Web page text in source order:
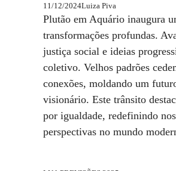
11/12/2024Luiza Piva
Plutão em Aquário inaugura
transformações profundas.
justiça social e ideias
coletivo. Velhos padrões
conexões, moldando um
visionário. Este trânsito
por igualdade, redefinindo
perspectivas no mundo